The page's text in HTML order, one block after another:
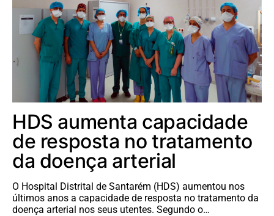
HDS aumenta capacidade
de resposta no tratamento
da doença arterial
O Hospital Distrital de Santarém (HDS) aumentou nos
últimos anos a capacidade de resposta no tratamento da
doença arterial nos seus utentes. Segundo o…